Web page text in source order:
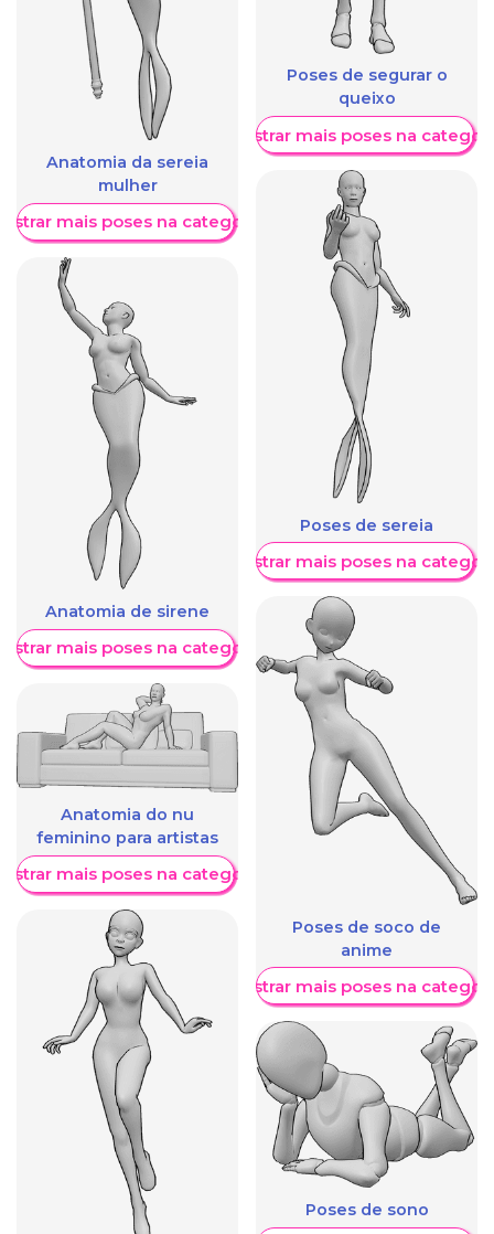
Anatomia da sereia
mulher
mais poses na categoria
Anatomia de sirene
mais poses na categoria
Anatomia do nu
feminino para artistas
mais poses na categoria
Poses de segurar o
queixo
Mostrar mais poses na
Poses de sereia
Mostrar mais poses na
Poses de soco de
anime
Mostrar mais poses na
Poses de sono